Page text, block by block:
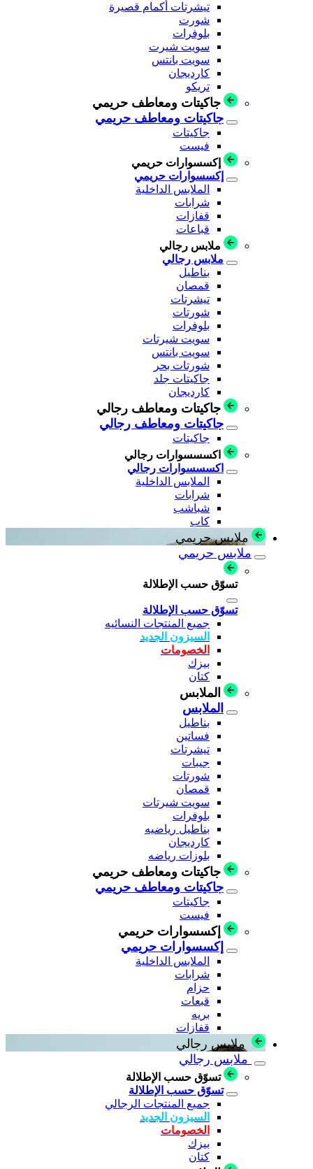
تيشرتات أكمام قصيرة
شورت
بلوفرات
سويت شيرت
سويت بانتس
كارديجان
تريكو
جاكيتات ومعاطف حريمي
جاكيتات ومعاطف حريمي
جاكيتات
فيست
إكسسوارات حريمي
إكسسوارات حريمي
الملابس الداخلية
شرابات
قفازات
قباعات
ملابس رجالي
ملابس رجالي
بناطيل
قمصان
تيشرتات
شورتات
بلوفرات
سويت شيرتات
سويت بانتس
شورتات بحر
جاكيتات جلد
كارديجان
جاكيتات ومعاطف رجالي
جاكيتات ومعاطف رجالي
جاكيتات
اكسسسوارات رجالي
اكسسسوارات رجالي
الملابس الداخلية
شرابات
شباشب
كاب
ملابس حريمي
ملابس حريمي
تسوّق حسب الإطلالة
تسوّق حسب الإطلالة
جميع المنتجات النسائيه
السيزون الجديد
الخصومات
بيزك
كتان
الملابس
الملابس
بناطيل
فساتين
تيشرتات
جيبات
شورتات
قمصان
سويت شيرتات
بلوفرات
بناطيل رياضيه
كارديجان
بلوزات رياضه
جاكيتات ومعاطف حريمي
جاكيتات ومعاطف حريمي
جاكيتات
فيست
إكسسوارات حريمي
إكسسوارات حريمي
الملابس الداخلية
شرابات
حزام
قبعات
بريه
قفازات
ملابس رجالي
ملابس رجالي
تسوّق حسب الإطلالة
تسوّق حسب الإطلالة
جميع المنتجات الرجالي
السيزون الجديد
الخصومات
بيزك
كتان